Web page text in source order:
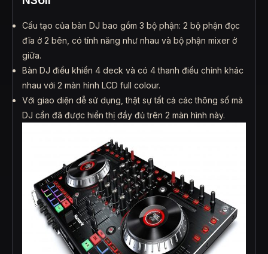
Cấu tạo của bàn DJ bao gồm 3 bộ phận: 2 bộ phận đọc
đĩa ở 2 bên, có tính năng như nhau và bộ phận mixer ở
giữa.
Bàn DJ điều khiển 4 deck và có 4 thanh điều chỉnh khác
nhau với 2 màn hình LCD full colour.
Với giao diện dễ sử dụng, thật sự tất cả các thông số mà
DJ cần đã được hiển thị đầy đủ trên 2 màn hình này.